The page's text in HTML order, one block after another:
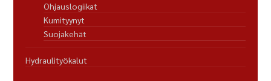
Ohjauslogiikat
Kumityynyt
Suojakehät
Hydraulityökalut